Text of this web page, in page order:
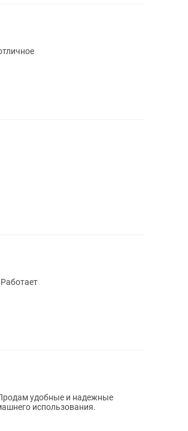
использования.